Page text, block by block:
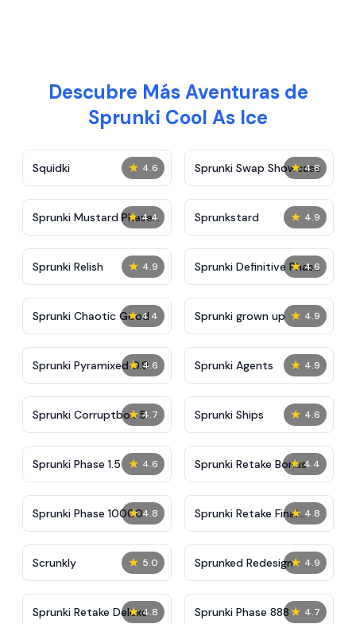
Descubre Más Aventuras de
Sprunki Cool As Ice
★ 4.6
Squidki ★ 4.8
Sprunki Swap Showcase
★ 4.4
Sprunki Mustard Phase
2
★ 4.9
Sprunkstard
★ 4.9
Sprunki Relish ★ 4.6
Sprunki Definitive Phase
7
★ 4.4
Sprunki Chaotic Good ★ 4.9
Sprunki grown up
★ 4.6
Sprunki Pyramixed 0.9 ★ 4.9
Sprunki Agents
★ 4.7
Sprunki Corruptbox 5 ★ 4.6
Sprunki Ships
★ 4.6
Sprunki Phase 1.5 ★ 4.4
Sprunki Retake Bonus
★ 4.8
Sprunki Phase 10000 ★ 4.8
Sprunki Retake Final
Update
★ 5.0
Scrunkly ★ 4.9
Sprunked Redesign
★ 4.8
Sprunki Retake Deluxe ★ 4.7
Sprunki Phase 888